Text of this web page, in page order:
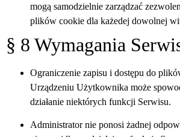
mogą samodzielnie zarządzać
plików cookie dla każedej dowolnej
§ 8 Wymagania
Ograniczenie zapisu i dostępu do
Urządzeniu Użytkownika może
działanie niektórych funkcji Serwisu.
Administrator nie ponosi żadnej